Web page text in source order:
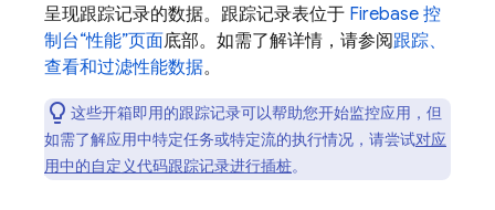
呈现跟踪记录的数据。跟踪记录表位于 Firebase 控
制台“性能”页面底部。 如需了解详情，请参阅跟踪、
查看和过滤性能数据。
这些开箱即用的跟踪记录可以帮助您开始监控应用，但
如需了解应用中特定任务或特定流的执行情况，请尝试对应
用中的自定义代码跟踪记录进行插桩。